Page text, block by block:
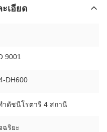
เอียด
9001
DH600
ำดัชนีโรตารี 4 สถานี
ฉริยะ